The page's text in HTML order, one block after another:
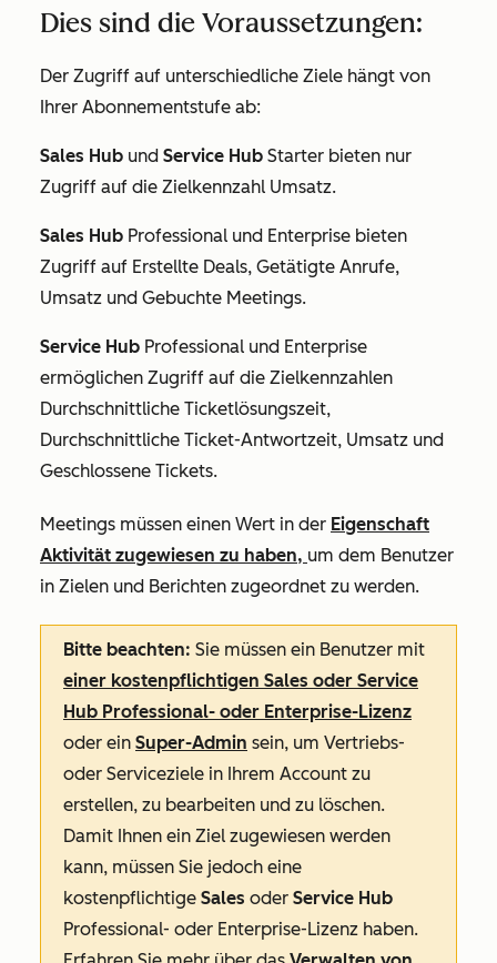
Dies sind die Voraussetzungen:
Der Zugriff auf unterschiedliche Ziele hängt von
Ihrer Abonnementstufe ab:
Sales Hub und Service Hub Starter bieten nur
Zugriff auf die Zielkennzahl Umsatz.
Sales Hub Professional und Enterprise bieten
Zugriff auf Erstellte Deals, Getätigte Anrufe,
Umsatz und Gebuchte Meetings.
Service Hub Professional und Enterprise
ermöglichen Zugriff auf die Zielkennzahlen
Durchschnittliche Ticketlösungszeit,
Durchschnittliche Ticket-Antwortzeit, Umsatz und
Geschlossene Tickets.
Meetings müssen einen Wert in der Eigenschaft
Aktivität zugewiesen zu haben, um dem Benutzer
in Zielen und Berichten zugeordnet zu werden.
Bitte beachten: Sie müssen ein Benutzer mit
einer kostenpflichtigen Sales oder Service
Hub Professional- oder Enterprise-Lizenz
oder ein Super-Admin sein, um Vertriebs-
oder Serviceziele in Ihrem Account zu
erstellen, zu bearbeiten und zu löschen.
Damit Ihnen ein Ziel zugewiesen werden
kann, müssen Sie jedoch eine
kostenpflichtige Sales oder Service Hub
Professional- oder Enterprise-Lizenz haben.